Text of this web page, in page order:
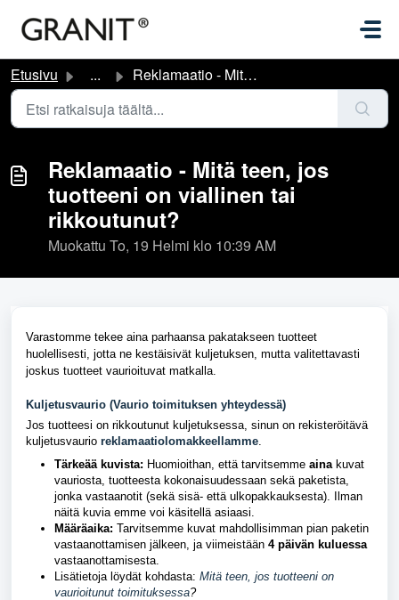
Etusivu ... Reklamaatio - Mitä teen, jos tuotteeni on viallinen tai r...
Reklamaatio - Mitä teen, jos
tuotteeni on viallinen tai
rikkoutunut?
Muokattu To, 19 Helmi klo 10:39 AM
Varastomme tekee aina parhaansa pakatakseen tuotteet
huolellisesti, jotta ne kestäisivät kuljetuksen, mutta valitettavasti
joskus tuotteet vaurioituvat matkalla.
Kuljetusvaurio (Vaurio toimituksen yhteydessä)
Jos tuotteesi on rikkoutunut kuljetuksessa, sinun on rekisteröitävä
kuljetusvaurio reklamaatiolomakkeellamme.
Tärkeää kuvista: Huomioithan, että tarvitsemme ainakuvat
vauriosta, tuotteesta kokonaisuudessaan sekä paketista,
jonka vastaanotit (sekä sisä- että ulkopakkauksesta). Ilman
näitä kuvia emme voi käsitellä asiaasi.
Määräaika: Tarvitsemme kuvat mahdollisimman pian paketin
vastaanottamisen jälkeen, ja viimeistään 4 päivän kuluessa
vastaanottamisesta.
Lisätietoja löydät kohdasta: Mitä teen, jos tuotteeni on
vaurioitunut toimituksessa?